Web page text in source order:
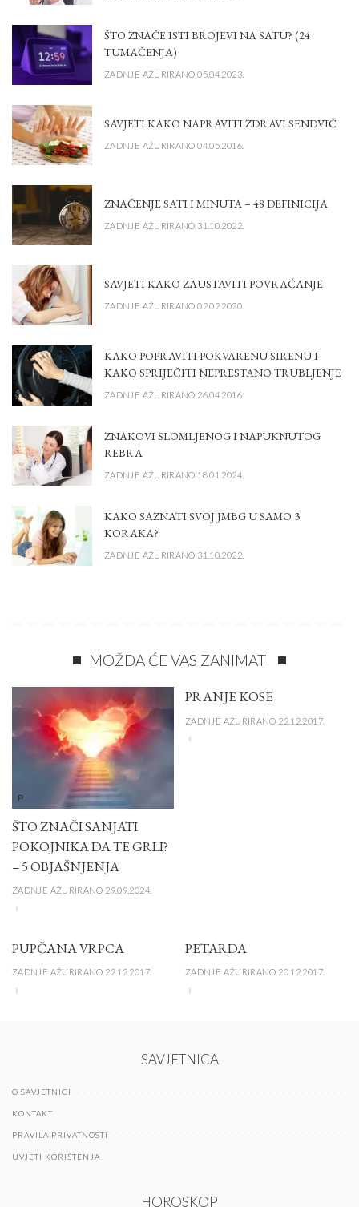
ŠTO ZNAČE ISTI BROJEVI NA SATU? (24
TUMAČENJA)
ZADNJE AŽURIRANO 05.04.2023.
SAVJETI KAKO NAPRAVITI ZDRAVI SENDVIČ
ZADNJE AŽURIRANO 04.05.2016.
ZNAČENJE SATI I MINUTA – 48 DEFINICIJA
ZADNJE AŽURIRANO 31.10.2022.
SAVJETI KAKO ZAUSTAVITI POVRAĆANJE
ZADNJE AŽURIRANO 02.02.2020.
KAKO POPRAVITI POKVARENU SIRENU I
KAKO SPRIJEČITI NEPRESTANO TRUBLJENJE
ZADNJE AŽURIRANO 26.04.2016.
ZNAKOVI SLOMLJENOG I NAPUKNUTOG
REBRA
ZADNJE AŽURIRANO 18.01.2024.
KAKO SAZNATI SVOJ JMBG U SAMO 3
KORAKA?
ZADNJE AŽURIRANO 31.10.2022.
MOŽDA ĆE VAS ZANIMATI
P
ŠTO ZNAČI SANJATI
POKOJNIKA DA TE GRLI?
– 5 OBJAŠNJENJA
ZADNJE AŽURIRANO 29.09.2024.
PRANJE KOSE
ZADNJE AŽURIRANO 22.12.2017.
PUPČANA VRPCA
ZADNJE AŽURIRANO 22.12.2017.
PETARDA
ZADNJE AŽURIRANO 20.12.2017.
SAVJETNICA
O SAVJETNICI
KONTAKT
PRAVILA PRIVATNOSTI
UVJETI KORIŠTENJA
HOROSKOP